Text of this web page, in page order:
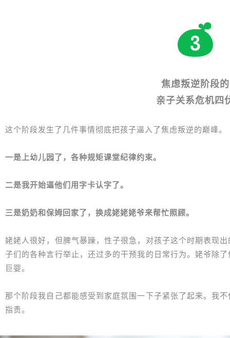
焦虑叛逆阶段的
亲子关系危机四
这个阶段发生了几件事情彻底把孩子逼入了焦虑叛逆的巅峰。
一是上幼儿园了，各种规矩课堂纪律约束。
二是我开始逼他们用字卡认字了。
三是奶奶和保姆回家了，换成姥姥姥爷来帮忙照顾。
姥姥人很好，但脾气暴躁，性子很急，对孩子这个时期表现
子们的各种言行举止，还过多的干预我的日常行为。姥爷除
巨婴。
那个阶段我自己都能感受到家庭氛围一下子紧张了起来。我
指责。